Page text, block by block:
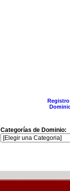
Categorías de Dominio: